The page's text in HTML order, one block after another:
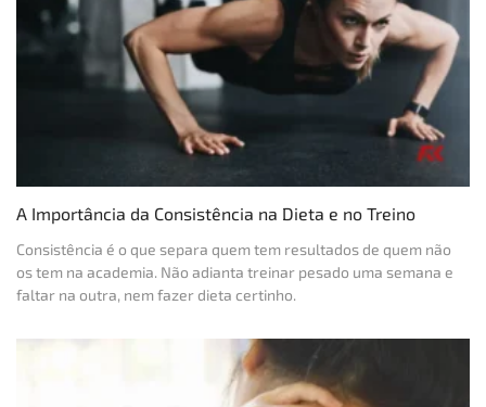
A Importância da Consistência na Dieta e no Treino
Consistência é o que separa quem tem resultados de quem não
os tem na academia. Não adianta treinar pesado uma semana e
faltar na outra, nem fazer dieta certinho.